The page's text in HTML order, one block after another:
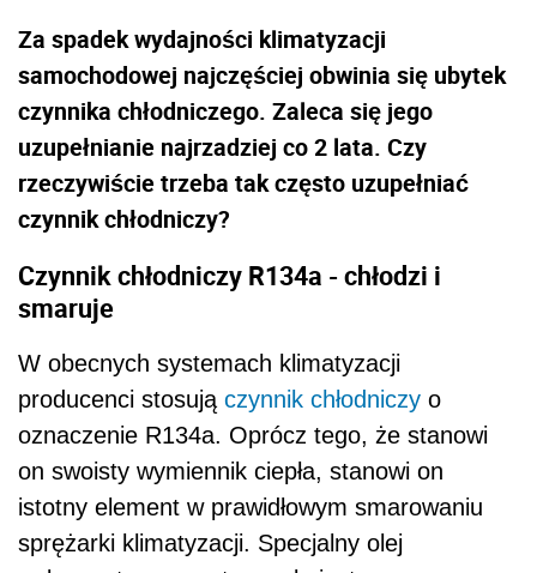
Za spadek wydajności klimatyzacji
samochodowej najczęściej obwinia się ubytek
czynnika chłodniczego. Zaleca się jego
uzupełnianie najrzadziej co 2 lata. Czy
rzeczywiście trzeba tak często uzupełniać
czynnik chłodniczy?
Czynnik chłodniczy R134a - chłodzi i
smaruje
W obecnych systemach klimatyzacji
producenci stosują czynnik chłodniczy o
oznaczenie R134a. Oprócz tego, że stanowi
on swoisty wymiennik ciepła, stanowi on
istotny element w prawidłowym smarowaniu
sprężarki klimatyzacji. Specjalny olej